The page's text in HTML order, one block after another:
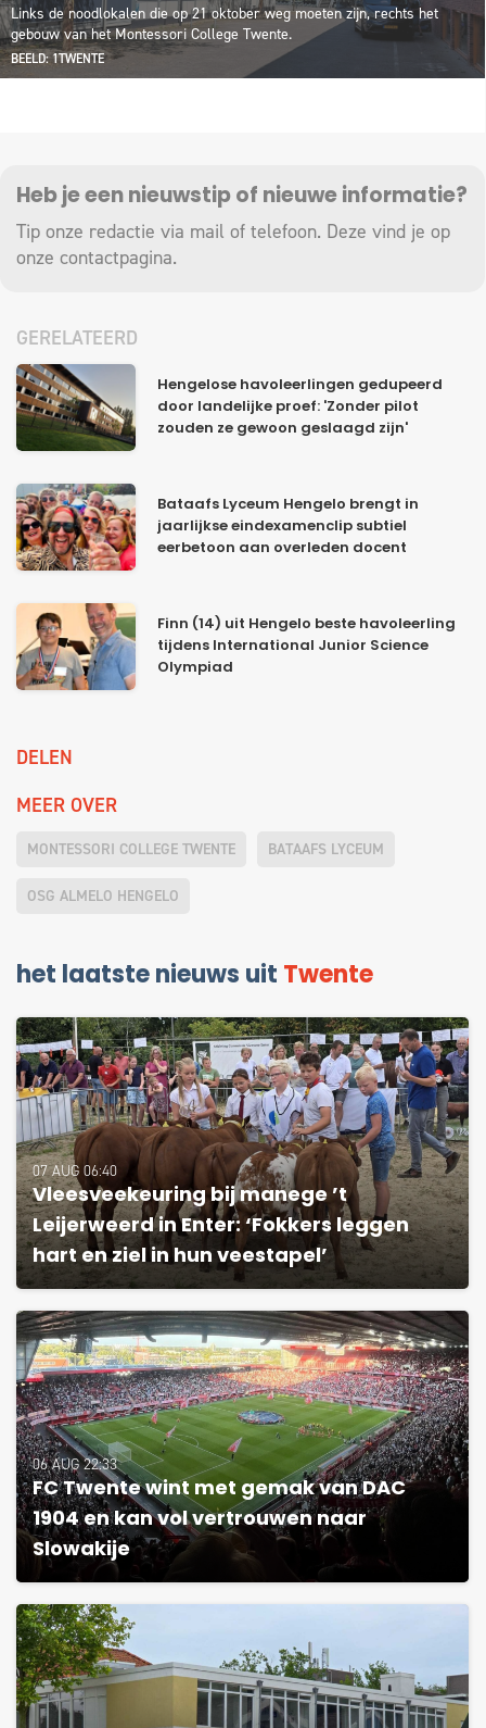
Links de noodlokalen die op 21 oktober weg moeten zijn, rechts het
gebouw van het Montessori College Twente.
BEELD: 1TWENTE
Heb je een nieuwstip of nieuwe informatie?
Tip onze redactie via mail of telefoon. Deze vind je op
onze contactpagina.
GERELATEERD
Hengelose havoleerlingen gedupeerd
door landelijke proef: 'Zonder pilot
zouden ze gewoon geslaagd zijn'
Bataafs Lyceum Hengelo brengt in
jaarlijkse eindexamenclip subtiel
eerbetoon aan overleden docent
Finn (14) uit Hengelo beste havoleerling
tijdens International Junior Science
Olympiad
DELEN
MEER OVER
MONTESSORI COLLEGE TWENTE BATAAFS LYCEUM
OSG ALMELO HENGELO
het laatste nieuws uit Twente
07 AUG 06:40
Vleesveekeuring bij manege ’t
Leijerweerd in Enter: ‘Fokkers leggen
hart en ziel in hun veestapel’
06 AUG 22:33
FC Twente wint met gemak van DAC
1904 en kan vol vertrouwen naar
Slowakije